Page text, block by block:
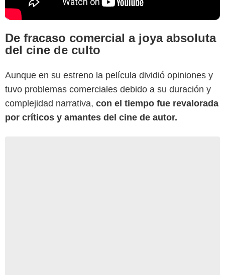
De fracaso comercial a joya absoluta
del cine de culto
Aunque en su estreno la película dividió opiniones y
tuvo problemas comerciales debido a su duración y
complejidad narrativa, con el tiempo fue revalorada
por críticos y amantes del cine de autor.